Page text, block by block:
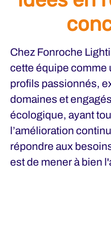
Chez Fonroche
cette équipe comme
profils passionnés,
domaines et
écologique, ayant
l’amélioration
répondre aux
est de mener à bien